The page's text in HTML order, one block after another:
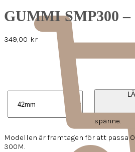
GUMMI SMP300 –
349,00 kr
spänne.
Modellen är framtagen för att passa
300M.